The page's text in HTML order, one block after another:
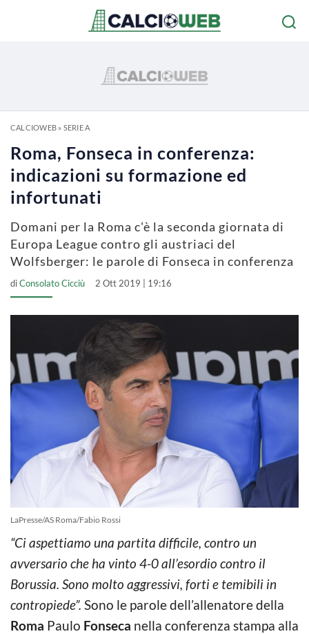
CALCIOWEB» SERIE A
Roma, Fonseca in conferenza:
indicazioni su formazione ed
infortunati
Domani per la Roma c'è la seconda giornata di
Europa League contro gli austriaci del
Wolfsberger: le parole di Fonseca in conferenza
diConsolato Cicciù 2 Ott 2019 | 19:16
LaPresse/AS Roma/Fabio Rossi
“Ci aspettiamo una partita difficile, contro un
avversario che ha vinto 4-0 all’esordio contro il
Borussia. Sono molto aggressivi, forti e temibili in
contropiede”. Sono le parole dell’allenatore della
Roma Paulo Fonseca nella conferenza stampa alla